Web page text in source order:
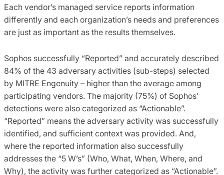
Each vendor’s managed service reports information
differently and each organization’s needs and preferences
are just as important as the results themselves.
Sophos successfully “Reported” and accurately described
84% of the 43 adversary activities (sub-steps) selected
by MITRE Engenuity – higher than the average among
participating vendors. The majority (75%) of Sophos’
detections were also categorized as “Actionable”.
“Reported” means the adversary activity was successfully
identified, and sufficient context was provided. And,
where the reported information also successfully
addresses the “5 W’s” (Who, What, When, Where, and
Why), the activity was further categorized as “Actionable”.